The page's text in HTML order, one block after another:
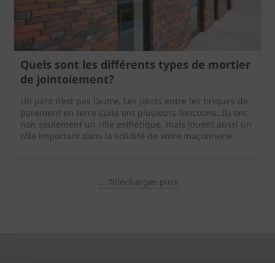
Quels sont les différents types de mortier
de jointoiement?
Un joint n’est pas l’autre. Les joints entre les briques de
parement en terre cuite ont plusieurs fonctions. Ils ont
non seulement un rôle esthétique, mais jouent aussi un
rôle important dans la solidité de votre maçonnerie.
... Télécharger plus